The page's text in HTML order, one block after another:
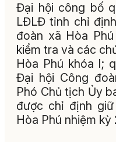
Đại hội công bố
LĐLĐ tỉnh chỉ địn
đoàn xã Hòa
kiểm tra và các
Hòa Phú khóa I;
Đại hội Công
Phó Chủ tịch Ủy
được chỉ định
Hòa Phú nhiệm